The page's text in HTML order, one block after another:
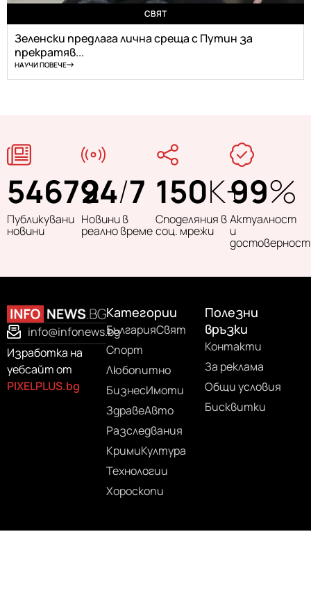
СВЯТ
Зеленски предлага лична среща с Путин за
прекратяв...
НАУЧИ ПОВЕЧЕ
54679
Публикувани
новини
24/7
Новини в
реално време
150K+
Споделяния в
соц. мрежи
99%
Актуалност
и
достоверност
info@infonews.bg
Изработка на
уебсайт от
PIXELPLUS.bg
Категории
БългарияСвят
Спорт
Любопитно
БизнесИмоти
ЗдравеАвто
Разследвания
КримиКултура
Технологии
Хороскопи
Полезни
връзки
Контакти
За реклама
Общи условия
Бисквитки